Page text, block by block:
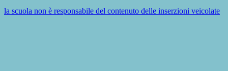
la scuola non è responsabile del contenuto delle inserzioni veicolate